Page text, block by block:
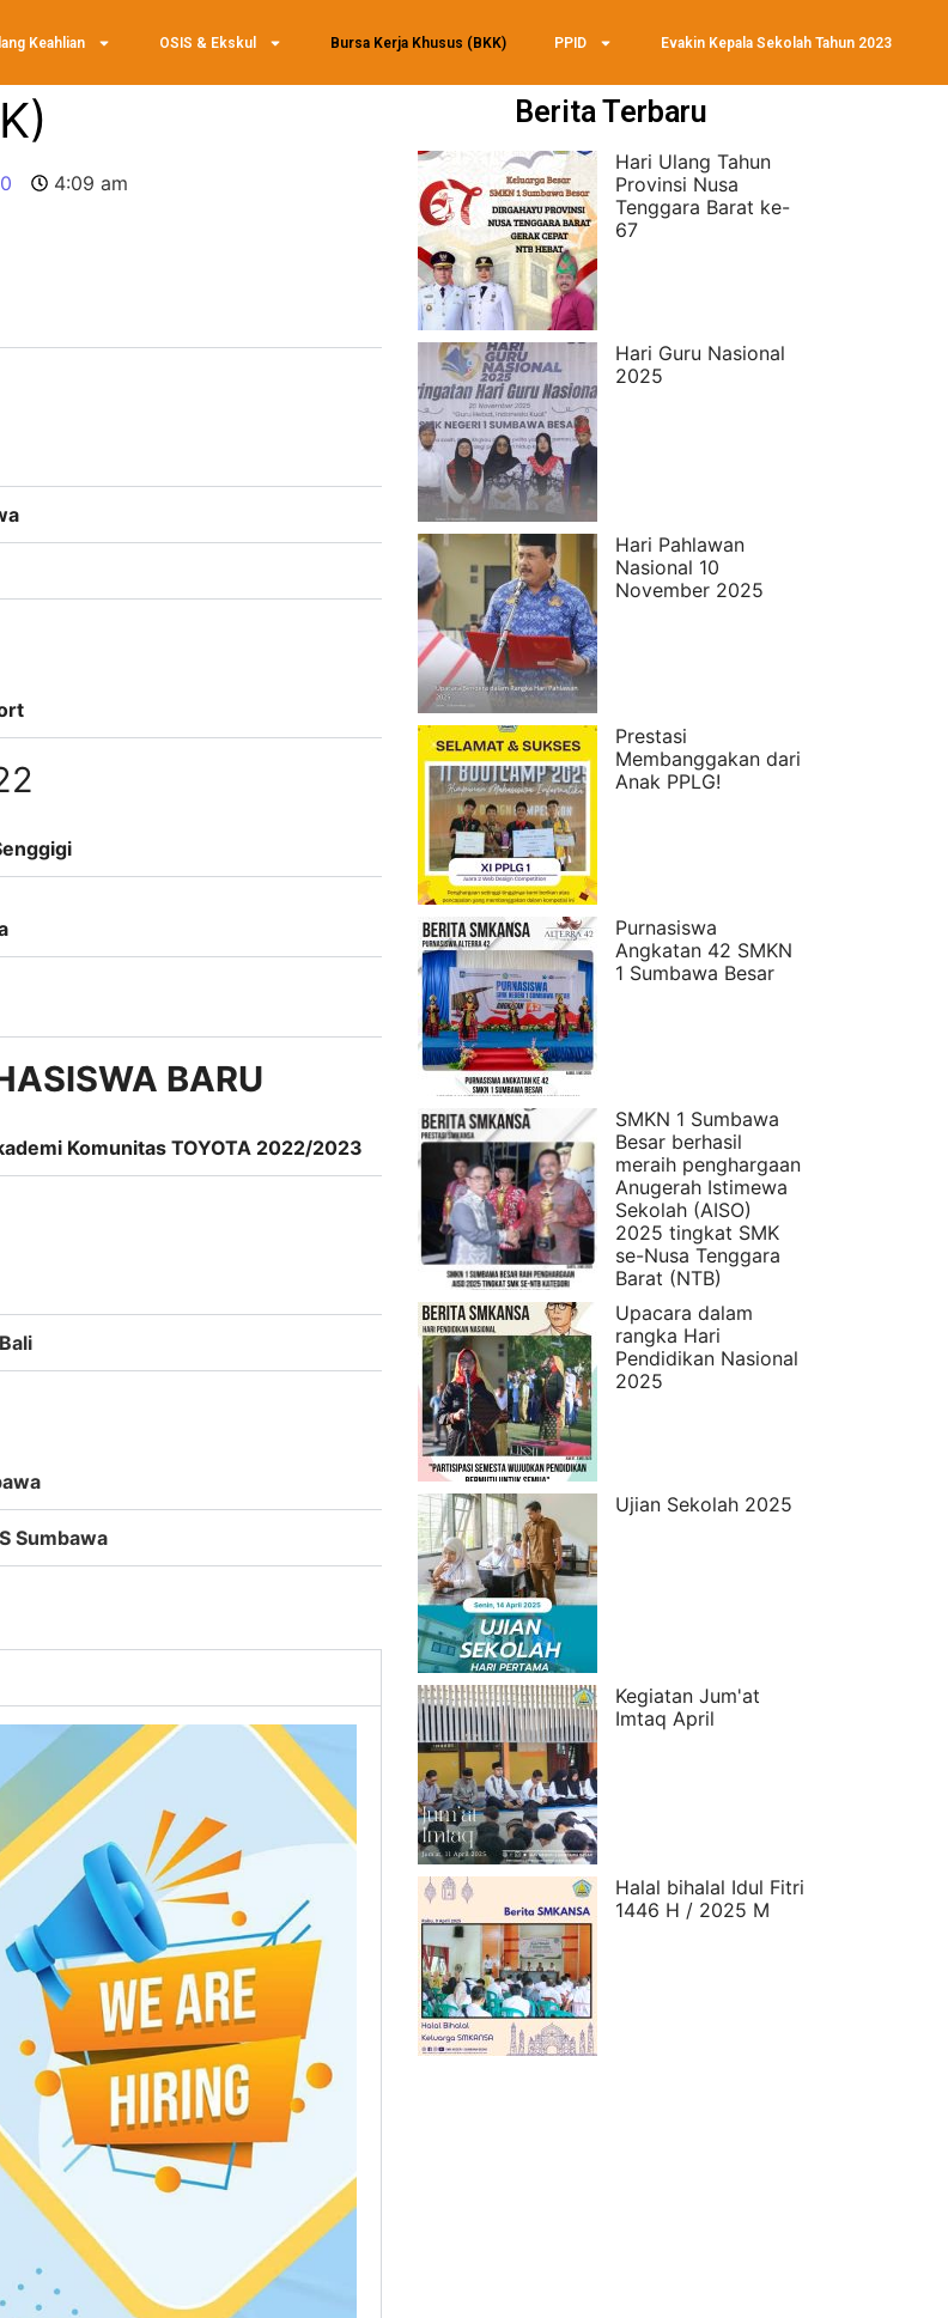
Keahlian OSIS & Ekskul Bursa Kerja Khusus (BKK) PPID Evakin Kepala Sekolah Tahun 2023
4:09 am
BARU
Komunitas TOYOTA 2022/2023
Sumbawa
Berita Terbaru
Hari Ulang Tahun
Provinsi Nusa
Tenggara Barat ke-
67
Hari Guru Nasional
2025
Hari Pahlawan
Nasional 10
November 2025
Prestasi
Membanggakan dari
Anak PPLG!
Purnasiswa
Angkatan 42 SMKN
1 Sumbawa Besar
SMKN 1 Sumbawa
Besar berhasil
meraih penghargaan
Anugerah Istimewa
Sekolah (AISO)
2025 tingkat SMK
se-Nusa Tenggara
Barat (NTB)
Upacara dalam
rangka Hari
Pendidikan Nasional
2025
Ujian Sekolah 2025
Kegiatan Jum'at
Imtaq April
Halal bihalal Idul Fitri
1446 H / 2025 M